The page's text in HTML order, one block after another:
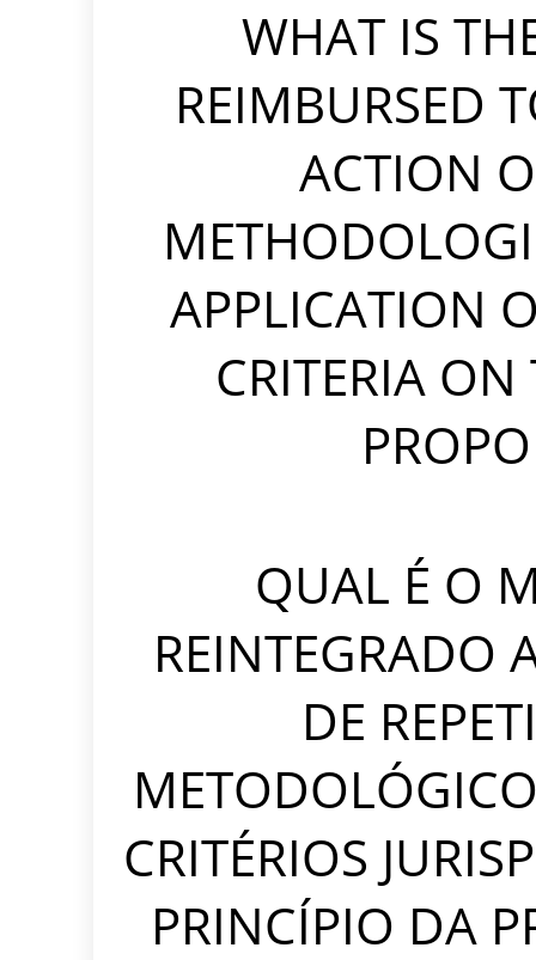
WHAT IS
REIMBURSED
ACTION
APPLICATION
CRITERIA
QUAL É O
REINTEGRADO
DE
CRITÉRIOS
PRINCÍPIO DA